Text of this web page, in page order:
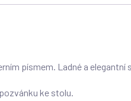
písmem. Ladné a elegantní
ke stolu.